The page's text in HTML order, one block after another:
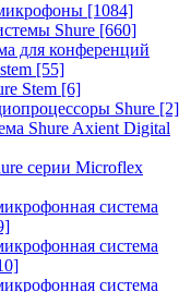
[1084]
Shure [660]
для конференций
[55]
Stem [6]
Shure [2]
Shure Axient Digital
серии Microflex
система
система
система